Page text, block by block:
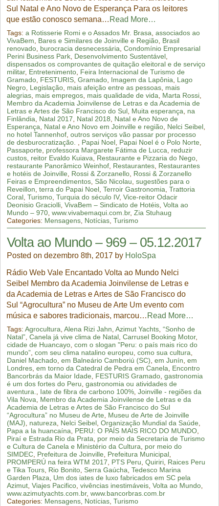
Sul Natal e Ano Novo de Esperança Para os leitores
que estão conosco semana… Read More…
Tags: a Rotisserie Romi e o Assados Mr. Brasa, associados ao
VivaBem, Bares e Similares de Joinville e Região, Brasil
renovado, burocracia desnecessária, Condomínio Empresarial
Perini Business Park, Desenvolvimento Sustentável,
dispensados os comprovantes de quitação eleitoral e de serviço
militar, Entretenimento, Feira Internacional de Turismo de
Gramado, FESTURIS, Gramado, Imagem da Lapônia, Lago
Negro, Legislação, mais afeição entre as pessoas, mais
alegrias, mais empregos, mais qualidade de vida, Marta Rossi,
Membro da Academia Joinvilense de Letras e da Academia de
Letras e Artes de São Francisco do Sul, Muita esperança, na
Finlândia, Natal 2017, Natal 2018, Natal e Ano Novo de
Esperança, Natal e Ano Novo em Joinville e região, Nelci Seibel,
no hotel Tannenhof, outros serviços vão passar por processo
de desburocratização. ​​​ , Papai Noel, Papai Noel é o Polo Norte,
Passaporte, professora Margarete Fátima de Lucca, reduzir
custos, reitor Evaldo Kuiava, Restaurante e Pizzaria do Nego,
restaurante Panorâmico Weinhof, Restaurantes, Restaurantes
e hotéis de Joinville, Rossi & Zorzanello, Rossi & Zorzanello
Feiras e Empreendimentos, São Nicolau, sugestões para o
Reveillon, terra do Papai Noel, Terroir Gastronomia, Trattoria
Coral, Turismo, Turquia do século IV, Vice-reitor Odacir
Deonisio Graciolli, VivaBem – Sindicato de Hotéis, Volta ao
Mundo – 970, www.vivabemaqui.com.br, Zia Stuhaug
Categories: Mensagens, Notícias, Turismo
Volta ao Mundo – 969 – 05.12.2017
Posted on dezembro 8th, 2017 by HoloSpa
Rádio Web Vale Encantado Volta ao Mundo Nelci
Seibel Membro da Academia Joinvilense de Letras e
da Academia de Letras e Artes de São Francisco do
Sul “Agrocultura” no Museu de Arte Um evento com
música e sabores tradicionais, marcou… Read More…
Tags: Agrocultura Alena Rizi Jahn Azimut Yachts, “Sonho de
Natal”, Canela já vive clima de Natal, Carrusel Booking Motor,
cidade de Huancayo, com o slogan "Peru: o país mais rico do
mundo”, com seu clima natalino europeu como sua cultura
Daniel Machado, em Balneário Camboriú (SC) em Junín em
Londres, em torno da Catedral de Pedra em Canela
Encontro
Bancorbrás da Maior Idade
FESTURIS Gramado, gastronomia
é um dos fortes do Peru gastronomia ou atividades de
aventura.
Iate de fibra de carbono 100%, Joinville - regiões da
Vila Nova
Membro da Academia Joinvilense de Letras e da
Academia de Letras e Artes de São Francisco do Sul
“Agrocultura” no Museu de Arte
Museu de Arte de Joinville
(MAJ)
natureza Nelci Seibel, Organização Mundial da Saúde
Papa a la huancaína
PERU: O PAÍS MAIS RICO DO MUNDO,
Piraí e Estrada Rio da Prata
por meio da Secretaria de Turismo
e Cultura de Canela e Ministério da Cultura
por meio do
SIMDEC, Prefeitura de Joinville Prefeitura Municipal,
PROMPERÚ na feira WTM 2017
PTS Peru Quiriri, Raices Peru
e Tika Tours, Rio Bonito, Serra Gaúcha Tedesco Marina
Garden Plaza
Um dos iates de luxo fabricados em SC pela
Azimut, Viajes Pacifico, vivências inestimáveis, Volta ao Mundo,
www.azimutyachts.com.br, www.bancorbras.com.br
Categories: Mensagens, Notícias, Turismo